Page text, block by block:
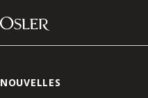
Passer au contenu
Main
NOUVELLES